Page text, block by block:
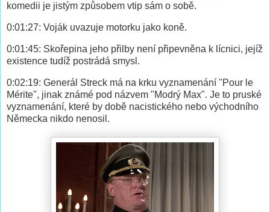
komedii je jistým způsobem vtip sám o sobě.
0:01:27: Voják uvazuje motorku jako koně.
0:01:45: Skořepina jeho přilby není připevněna k lícnici, jejíž
existence tudíž postrádá smysl.
0:02:19: Generál Streck má na krku vyznamenání "Pour le
Mérite", jinak známé pod názvem "Modrý Max". Je to pruské
vyznamenání, které by době nacistického nebo východního
Německa nikdo nenosil.